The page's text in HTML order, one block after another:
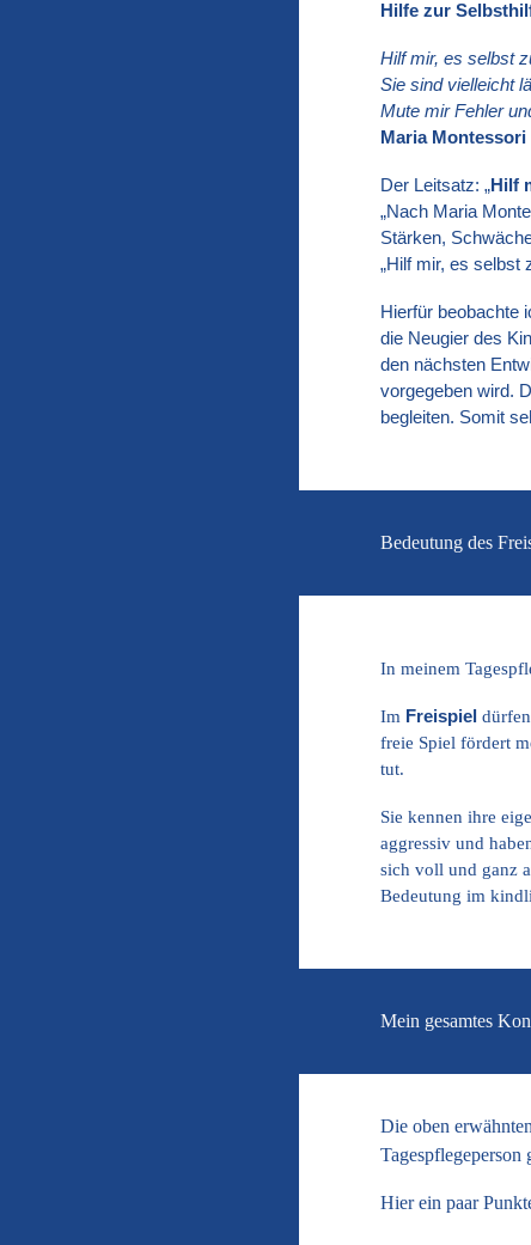
Hilfe zur
Hilf mir, es selbst
Sie sind vielleicht
Mute mir Fehler
Maria Montessori
Der Leitsatz: „Hilf
„Nach Maria
Stärken,
„Hilf mir, es selbst
Hierfür beobachte
die Neugier des
den nächsten
vorgegeben wird.
begleiten. Somit
Bedeutung des
In meinem
Im Freispiel
freie Spiel fördert
tut.
Sie kennen ihre
aggressiv und
sich voll und ganz
Bedeutung im
Mein gesamtes
Die oben
Tagespflegeperson
Hier ein paar